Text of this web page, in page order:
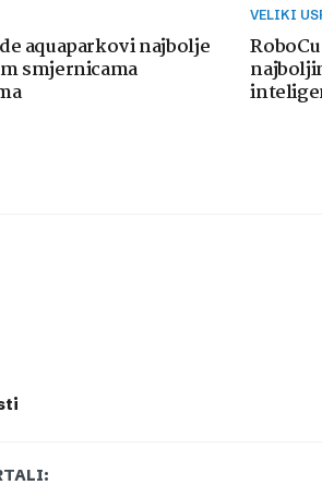
aquaparkovi najbolje
smjernicama
VELIKI